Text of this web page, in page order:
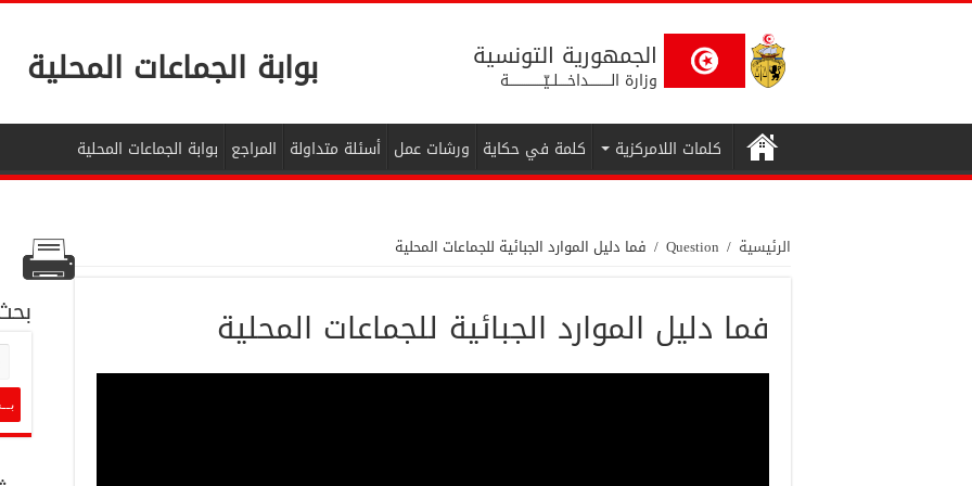
الجمهورية التونسية
وزارة الــــــــــداخــــلــيّــــــــــــــــة بوابة الجماعات المحلية
كلمات اللامركزية كلمة في حكاية ورشات عمل أسئلة متداولة المراجع بوابة الجماعات المحلية
الرئيسية /
Question
/ فما دليل الموارد الجبائية للجماعات المحلية
فما دليل الموارد الجبائية للجماعات المحلية